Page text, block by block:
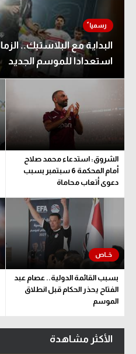
استعدادا للموسم الجديد
الشروق: استدعاء محمد صلاح
أمام المحكمة 6 سبتمبر بسبب
دعوى أتعاب محاماة
بسبب القائمة الدولية.. عصام عبد
الفتاح يحذر الحكام قبل انطلاق
الموسم
الأكثر مشاهدة